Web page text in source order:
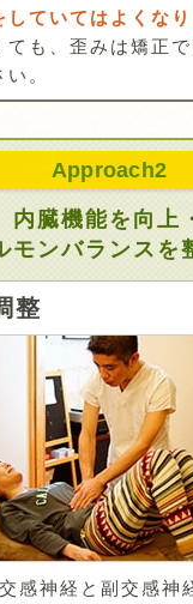
ていてはよくなり
ても、歪みは矯正
。
Approach2
内臓機能を向上
モンバランスを
整
感神経と副交感神